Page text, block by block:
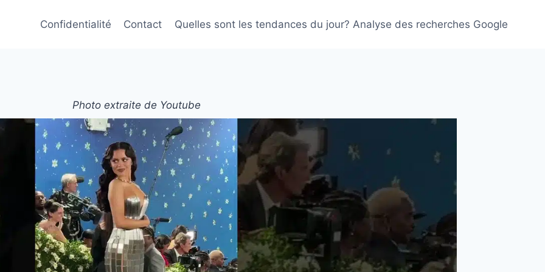
Confidentialité Contact Quelles sont les tendances du jour? Analyse des recherches Google
Photo extraite de Youtube